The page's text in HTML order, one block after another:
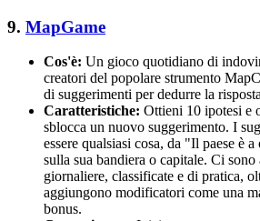
9. MapGame
Cos'è: Un gioco quotidiano di
creatori del popolare strumento
di suggerimenti per dedurre la
Caratteristiche: Ottieni 10 ipotesi e
sblocca un nuovo suggerimento. I
essere qualsiasi cosa, da "Il paese è
sulla sua bandiera o capitale. Ci sono
giornaliere, classificate e di pratica,
aggiungono modificatori come una
bonus.